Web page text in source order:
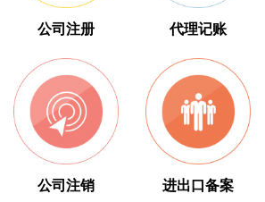
公司注册 代理记账
公司注销 进出口备案